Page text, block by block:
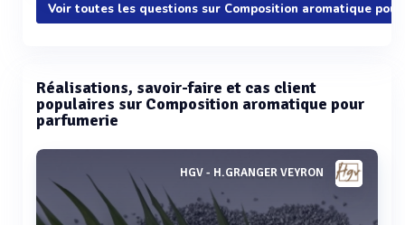
Voir toutes les questions sur Composition aromatique
Réalisations, savoir-faire et cas client
populaires sur Composition aromatique pour
parfumerie
HGV - H.GRANGER VEYRON